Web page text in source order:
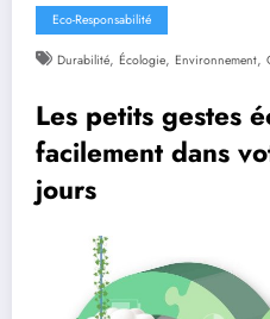
Eco-Responsabilité
Durabilité, Écologie, Environnement,
Les petits gestes
facilement dans
jours